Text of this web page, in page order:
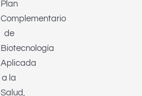
Plan
Complementario
de
Biotecnología
Aplicada
a la
Salud,